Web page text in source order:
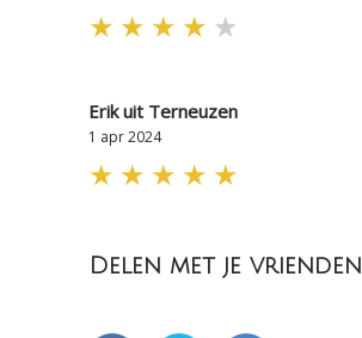
★ ★ ★ ★ ★
Erik uit Terneuzen
1 apr 2024
★ ★ ★ ★ ★
Delen met je vrienden